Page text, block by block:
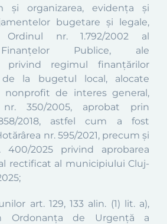
și organizarea, evidența și
bugetare și legale,
nr. 1.792/2002 al
Publice, ale
privind regimul finanțărilor
de la bugetul local, alocate
de interes general,
350/2005, aprobat prin
2018, astfel cum a fost
nr. 595/2021, precum și
400/2025 privind aprobarea
rectificat al municipiului Cluj-
;
art. 129, 133 alin. (1) lit. a),
Ordonanța de Urgență a